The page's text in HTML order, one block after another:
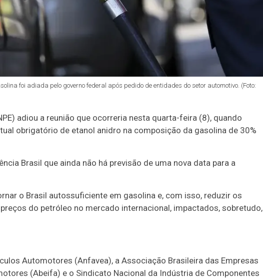
foi adiada pelo governo federal após pedido de entidades do setor automotivo. (Foto:
adiou a reunião que ocorreria nesta quarta-feira (8), quando
obrigatório de etanol anidro na composição da gasolina de 30%
Brasil que ainda não há previsão de uma nova data para a
o Brasil autossuficiente em gasolina e, com isso, reduzir os
do petróleo no mercado internacional, impactados, sobretudo,
Automotores (Anfavea), a Associação Brasileira das Empresas
(Abeifa) e o Sindicato Nacional da Indústria de Componentes